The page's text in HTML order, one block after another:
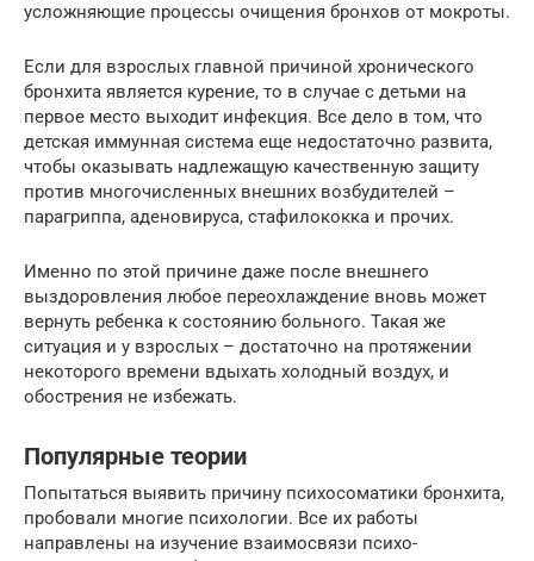
усложняющие процессы очищения бронхов от мокроты.
Если для взрослых главной причиной хронического
бронхита является курение, то в случае с детьми на
первое место выходит инфекция. Все дело в том, что
детская иммунная система еще недостаточно развита,
чтобы оказывать надлежащую качественную защиту
против многочисленных внешних возбудителей –
парагриппа, аденовируса, стафилококка и прочих.
Именно по этой причине даже после внешнего
выздоровления любое переохлаждение вновь может
вернуть ребенка к состоянию больного. Такая же
ситуация и у взрослых – достаточно на протяжении
некоторого времени вдыхать холодный воздух, и
обострения не избежать.
Популярные теории
Попытаться выявить причину психосоматики бронхита,
пробовали многие психологии. Все их работы
направлены на изучение взаимосвязи психо-